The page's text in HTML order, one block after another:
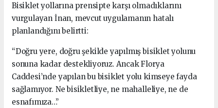
Bisiklet yollarına prensipte karşı olmadıklarını
vurgulayan İnan, mevcut uygulamanın hatalı
planlandığını belirtti:
“Doğru yere, doğru şekilde yapılmış bisiklet yolunu
sonuna kadar destekliyoruz. Ancak Florya
Caddesi’nde yapılan bu bisiklet yolu kimseye fayda
sağlamıyor. Ne bisikletliye, ne mahalleliye, ne de
esnafımıza…”